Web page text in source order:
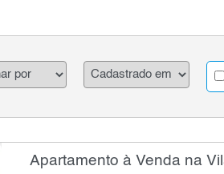
Apartamento à Venda na